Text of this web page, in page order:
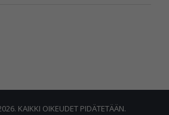
KAIKKI OIKEUDET PIDÄTETÄÄN.